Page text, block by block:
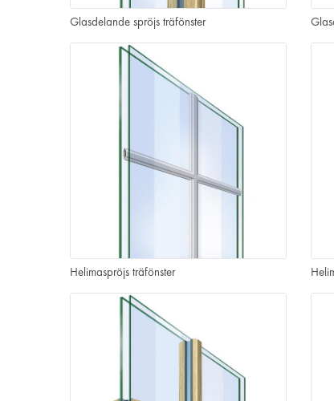
Glasdelande spröjs träfönster
Helimaspröjs träfönster